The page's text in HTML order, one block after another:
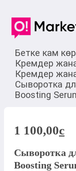
Бетке кам
Кремдер
Кремдер
Сыворотка
Boosting
1 100,00c
Сыворотка
Boosting